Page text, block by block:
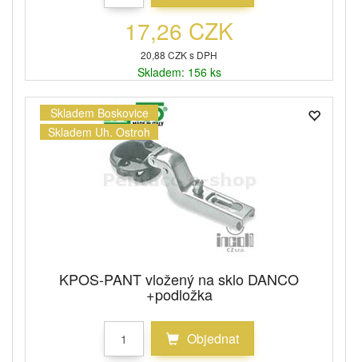
17,26 CZK
20,88 CZK s DPH
Skladem: 156 ks
Skladem Boskovice
Skladem Uh. Ostroh
KPOS-PANT vložený na sklo DANCO
+podložka
Objednat